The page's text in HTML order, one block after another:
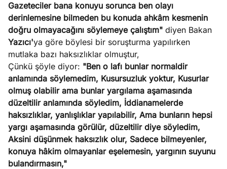
Gazeteciler bana konuyu sorunca ben olayı
derinlemesine bilmeden bu konuda ahkâm kesmenin
doğru olmayacağını söylemeye çalıştım" diyen Bakan
Yazıcı'ya göre böylesi bir soruşturma yapılırken
mutlaka bazı haksızlıklar olmuştur,
Çünkü şöyle diyor: "Ben o lafı bunlar normaldir
anlamında söylemedim, Kusursuzluk yoktur, Kusurlar
olmuş olabilir ama bunlar yargılama aşamasında
düzeltilir anlamında söyledim, İddianamelerde
haksızlıklar, yanlışlıklar yapılabilir, Ama bunların hepsi
yargı aşamasında görülür, düzeltilir diye söyledim,
Aksini düşünmek haksızlık olur, Sadece bilmeyenler,
konuya hâkim olmayanlar eşelemesin, yargının suyunu
bulandırmasın,"